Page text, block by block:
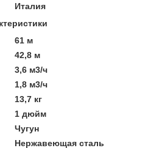
Италия
61 м
42,8 м
3,6 м3/ч
1,8 м3/ч
13,7 кг
1 дюйм
Чугун
Нержавеющая сталь